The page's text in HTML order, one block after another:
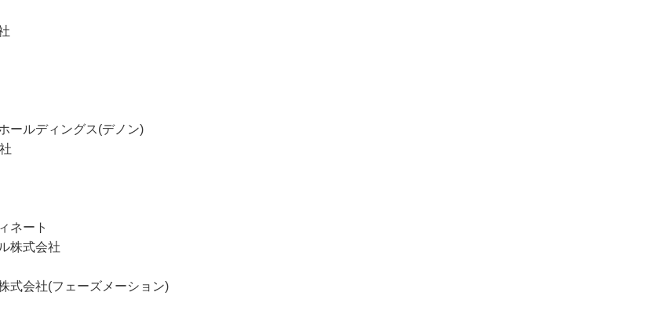
ールディングス(デノン)
ネート
株式会社
式会社(フェーズメーション)